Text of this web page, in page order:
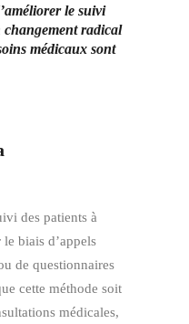
le suivi
changement radical
médicaux sont
des patients à
biais d’appels
de questionnaires
cette méthode soit
médicales,